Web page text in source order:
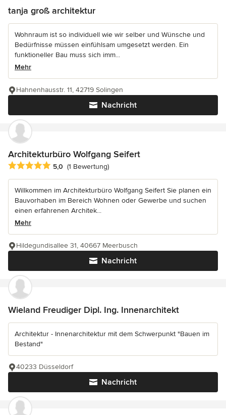
tanja groß architektur
Wohnraum ist so individuell wie wir selber und Wünsche und
Bedürfnisse müssen einfühlsam umgesetzt werden. Ein
funktioneller Bau muss sich imm...
Mehr
Nachricht
Hahnenhausstr. 11, 42719 Solingen
Architekturbüro Wolfgang Seifert
Durchschnittliche Bewertung: 5 von 5 Sternen
5,0 (1 Bewertung)
Willkommen im Architekturbüro Wolfgang Seifert Sie planen ein
Bauvorhaben im Bereich Wohnen oder Gewerbe und suchen
einen erfahrenen Architek...
Mehr
Nachricht
Hildegundisallee 31, 40667 Meerbusch
Wieland Freudiger Dipl. Ing. Innenarchitekt
Architektur - Innenarchitektur mit dem Schwerpunkt "Bauen im
Bestand"
Nachricht
40233 Düsseldorf